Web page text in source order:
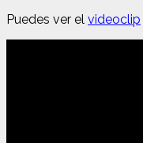
Puedes ver el videoclip